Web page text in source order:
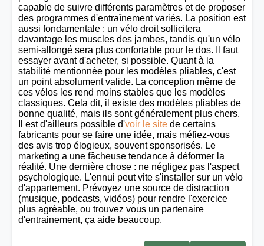
capable de suivre différents paramètres et de proposer
des programmes d'entraînement variés. La position est
aussi fondamentale : un vélo droit sollicitera
davantage les muscles des jambes, tandis qu'un vélo
semi-allongé sera plus confortable pour le dos. Il faut
essayer avant d'acheter, si possible. Quant à la
stabilité mentionnée pour les modèles pliables, c'est
un point absolument valide. La conception même de
ces vélos les rend moins stables que les modèles
classiques. Cela dit, il existe des modèles pliables de
bonne qualité, mais ils sont généralement plus chers.
Il est d'ailleurs possible d'voir le site de certains
fabricants pour se faire une idée, mais méfiez-vous
des avis trop élogieux, souvent sponsorisés. Le
marketing a une fâcheuse tendance à déformer la
réalité. Une dernière chose : ne négligez pas l'aspect
psychologique. L'ennui peut vite s'installer sur un vélo
d'appartement. Prévoyez une source de distraction
(musique, podcasts, vidéos) pour rendre l'exercice
plus agréable, ou trouvez vous un partenaire
d'entrainement, ça aide beaucoup.